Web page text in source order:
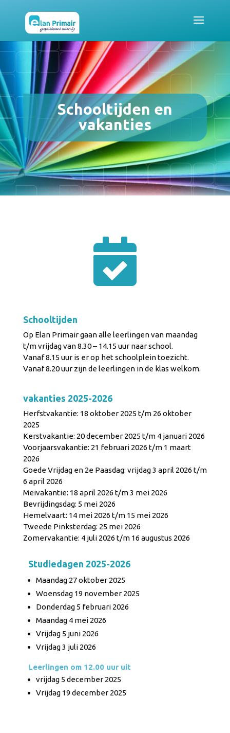
Schooltijden en
vakanties

Schooltijden
Op Elan Primair gaan alle leerlingen van maandag
t/m vrijdag van 8.30 – 14.15 uur naar school.
Vanaf 8.15 uur is er op het schoolplein toezicht.
Vanaf 8.20 uur zijn de leerlingen in de klas welkom.
vakanties 2025-2026
Herfstvakantie: 18 oktober 2025 t/m 26 oktober
2025
Kerstvakantie: 20 december 2025 t/m 4 januari 2026
Voorjaarsvakantie: 21 februari 2026 t/m 1 maart
2026
Goede Vrijdag en 2e Paasdag: vrijdag 3 april 2026 t/m
6 april 2026
Meivakantie: 18 april 2026 t/m 3 mei 2026
Bevrijdingsdag: 5 mei 2026
Hemelvaart: 14 mei 2026 t/m 15 mei 2026
Tweede Pinksterdag: 25 mei 2026
Zomervakantie: 4 juli 2026 t/m 16 augustus 2026
Studiedagen 2025-2026
Maandag 27 oktober 2025
Woensdag 19 november 2025
Donderdag 5 februari 2026
Maandag 4 mei 2026
Vrijdag 5 juni 2026
Vrijdag 3 juli 2026
Leerlingen om 12.00 uur uit
vrijdag 5 december 2025
Vrijdag 19 december 2025